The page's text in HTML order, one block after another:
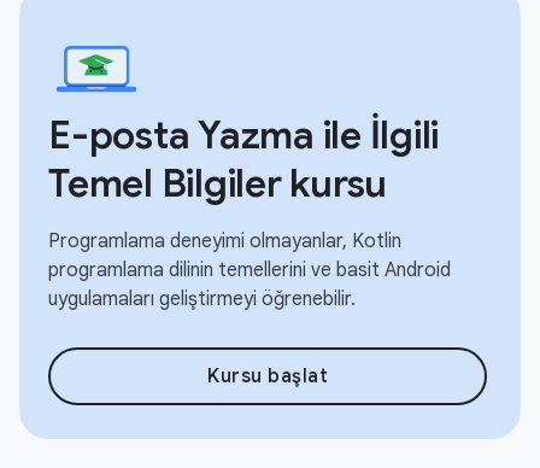
E-posta Yazma ile İlgili
Temel Bilgiler kursu
Programlama deneyimi olmayanlar, Kotlin
programlama dilinin temellerini ve basit Android
uygulamaları geliştirmeyi öğrenebilir.
Kursu başlat